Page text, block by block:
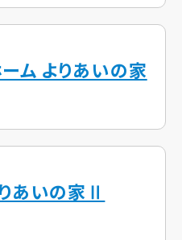
ム よりあいの家
あいの家Ⅱ